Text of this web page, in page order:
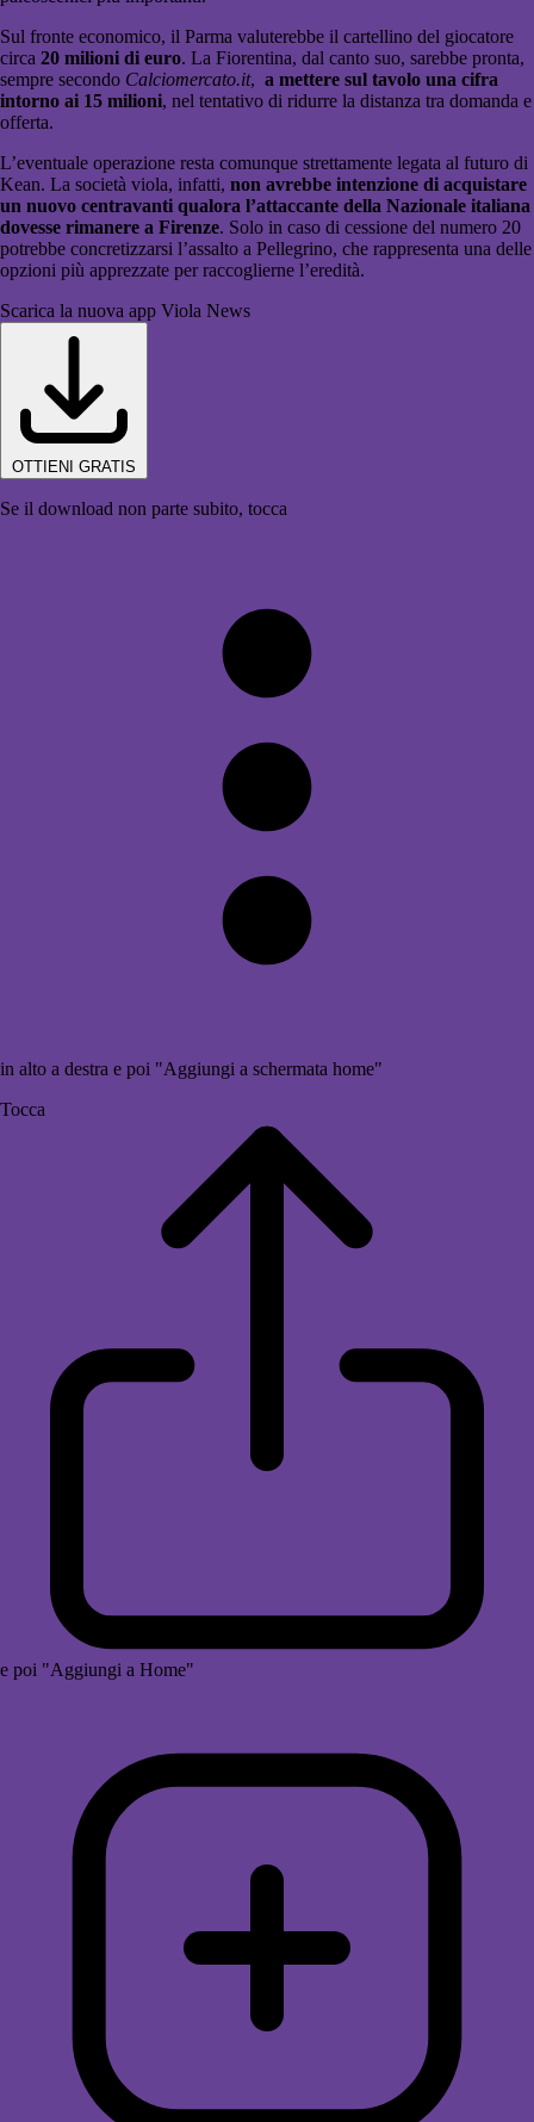
Sul fronte economico, il Parma valuterebbe il cartellino del giocatore
circa 20 milioni di euro. La Fiorentina, dal canto suo, sarebbe pronta,
sempre secondo Calciomercato.it, a mettere sul tavolo una cifra
intorno ai 15 milioni, nel tentativo di ridurre la distanza tra domanda e
offerta.
L’eventuale operazione resta comunque strettamente legata al futuro di
Kean. La società viola, infatti, non avrebbe intenzione di acquistare
un nuovo centravanti qualora l’attaccante della Nazionale italiana
dovesse rimanere a Firenze. Solo in caso di cessione del numero 20
potrebbe concretizzarsi l’assalto a Pellegrino, che rappresenta una delle
opzioni più apprezzate per raccoglierne l’eredità.
Scarica la nuova app Viola News
OTTIENI GRATIS
Se il download non parte subito, tocca
in alto a destra e poi "Aggiungi a schermata home"
Tocca
e poi "Aggiungi a Home"